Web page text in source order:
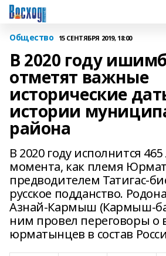
Общество 15 СЕНТЯБРЯ 2019, 18:00
В 2020 году
отметят важные
исторические
истории
района
В 2020 году исполнится 465
момента, как племя
предводителем Татигас-
русское подданство.
Азнай-Кармыш (Кармыш-
ним провел переговоры о
юрматынцев в состав